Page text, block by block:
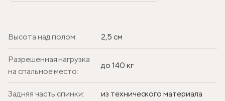
Высота над полом: 2,5 см
Разрешенная нагрузка
на спальное место:
до 140 кг
Задняя часть спинки: из технического материала